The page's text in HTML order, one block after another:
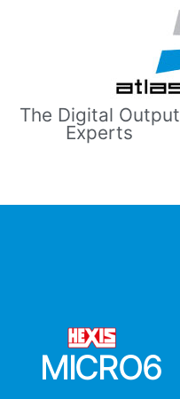
The Digital Output
Experts
MICRO6